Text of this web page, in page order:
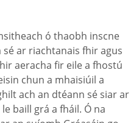
ó thaobh inscne
ar riachtanais fhir agus
aeracha fir eile a fhostú
chun a mhaisiúil a
ach an dtéann sé siar ar
baill grá a fháil. Ó na